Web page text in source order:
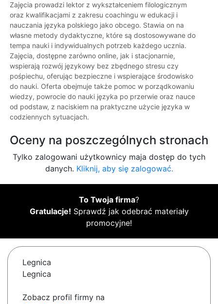
Zajęcia prowadzi lektor z wykształceniem filologicznym
oraz kwalifikacjami z zakresu coachingu w edukacji i
nauczania języka polskiego jako obcego. Stawia on na
własne metody dydaktyczne, które są dostosowywane do
tempa nauki i indywidualnych potrzeb każdego ucznia.
Zajęcia, dostępne zarówno online, jak i stacjonarnie,
wspierają rozwój językowy bez zbędnego stresu czy
pośpiechu, oferując bezpieczne i wspierające środowisko
do nauki. Oferta obejmuje także pomoc w porządkowaniu
wiedzy, powrocie do nauki języka po przerwie oraz nauce
od podstaw, z naciskiem na praktyczne użycie języka w
codziennych sytuacjach.
Oceny na poszczególnych stronach
Tylko zalogowani użytkownicy maja dostęp do tych
danych. Kliknij, aby się zalogować.
To Twoja firma?
Gratulacje! Sprawdź jak odebrać materiały
promocyjne!
Legnica
Legnica
Zobacz profil firmy na